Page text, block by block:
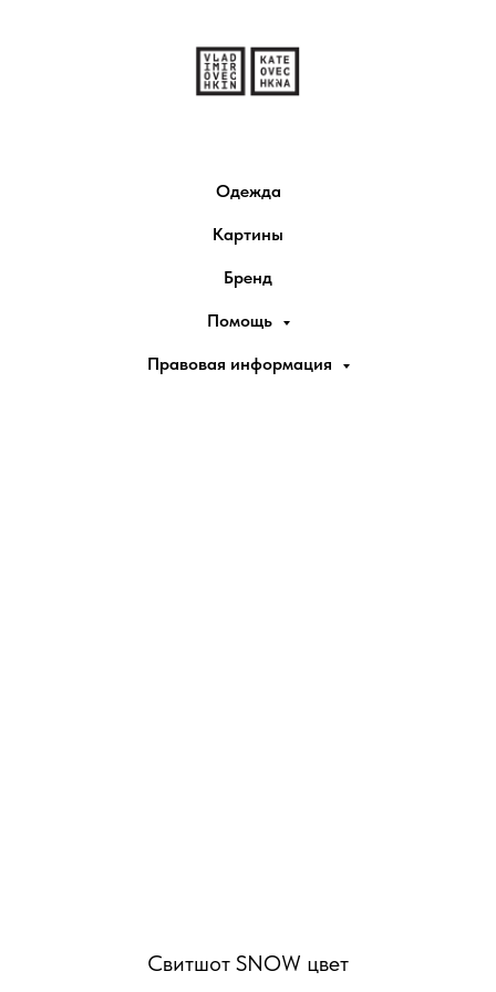
Одежда
Картины
Бренд
Помощь
Правовая информация
Свитшот SNOW цвет